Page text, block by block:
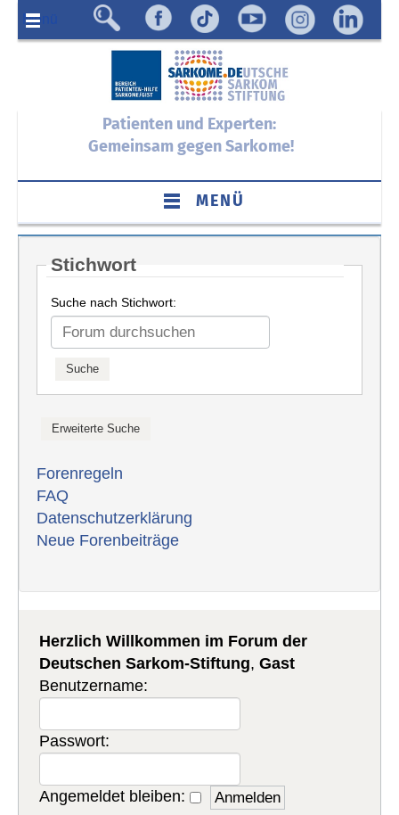
Menü
Patienten und Experten:
Gemeinsam gegen Sarkome!
MENÜ
Stichwort
Suche nach Stichwort:
Forenregeln
FAQ
Datenschutzerklärung
Neue Forenbeiträge
Herzlich Willkommen im Forum der
Deutschen Sarkom-Stiftung,Gast
Benutzername:
Passwort:
Angemeldet bleiben: